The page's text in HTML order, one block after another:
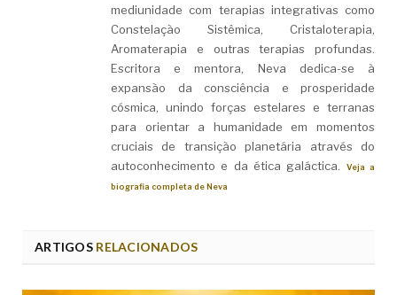
mediunidade com terapias integrativas como
Constelação Sistêmica, Cristaloterapia,
Aromaterapia e outras terapias profundas.
Escritora e mentora, Neva dedica-se à
expansão da consciência e prosperidade
cósmica, unindo forças estelares e terranas
para orientar a humanidade em momentos
cruciais de transição planetária através do
autoconhecimento e da ética galáctica.
Veja a
biografia completa de Neva
ARTIGOSRELACIONADOS